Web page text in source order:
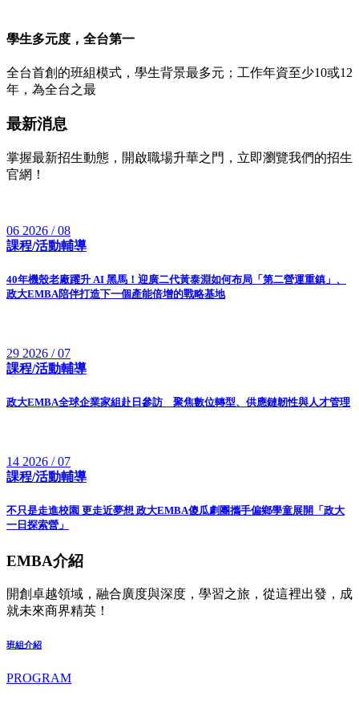
學生多元度，全台第一
全台首創的班組模式，學生背景最多元；工作年資至少10或12
年，為全台之最
最新消息
掌握最新招生動態，開啟職場升華之門，立即瀏覽我們的招生
官網！
06 2026 / 08
課程/活動輔導
40年機殼老廠躍升 AI 黑馬！迎廣二代黃泰淵如何布局「第二營運重鎮」、
政大EMBA陪伴打造下一個產能倍增的戰略基地
29 2026 / 07
課程/活動輔導
政大EMBA全球企業家組赴日參訪 聚焦數位轉型、供應鏈韌性與人才管理
14 2026 / 07
課程/活動輔導
不只是走進校園 更走近夢想 政大EMBA傻瓜劇團攜手偏鄉學童展開「政大
一日探索營」
EMBA介紹
開創卓越領域，融合廣度與深度，學習之旅，從這裡出發，成
就未來商界精英！
班組介紹
PROGRAM